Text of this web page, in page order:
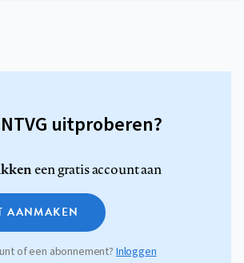
uitproberen?
een gratis account aan
AANMAKEN
of een abonnement?Inloggen